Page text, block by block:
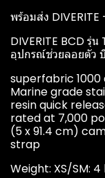
พร้อมส่ง
DIVERITE BCD รุ่
อุปกรณ์ช่วยลอยตัว
superfabric
Marine grade
resin quick
rated at 7,000
(5 x 91.4 cm)
strap
Weight: XS/SM: